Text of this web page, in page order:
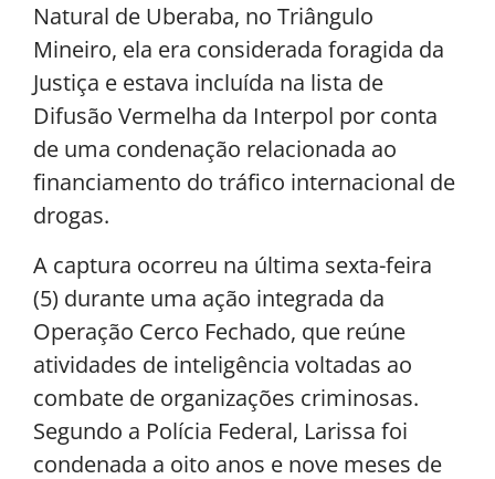
Natural de Uberaba, no Triângulo
Mineiro, ela era considerada foragida da
Justiça e estava incluída na lista de
Difusão Vermelha da Interpol por conta
de uma condenação relacionada ao
financiamento do tráfico internacional de
drogas.
A captura ocorreu na última sexta-feira
(5) durante uma ação integrada da
Operação Cerco Fechado, que reúne
atividades de inteligência voltadas ao
combate de organizações criminosas.
Segundo a Polícia Federal, Larissa foi
condenada a oito anos e nove meses de